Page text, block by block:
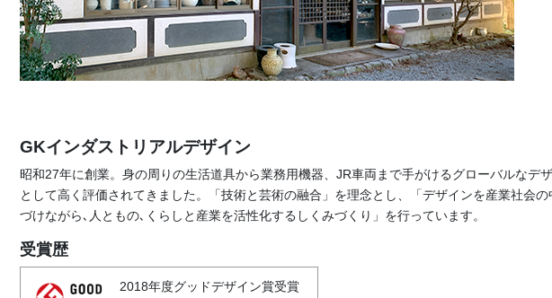
GKインダストリアルデザイン
昭和27年に創業。身の周りの生活道具から業務用機器、JR車両まで手がけるグローバルなデ
として高く評価されてきました。「技術と芸術の融合」を理念とし、「デザインを産業社会
づけながら､人ともの､くらしと産業を活性化するしくみづくり」を行っています。
受賞歴
2018年度グッドデザイン賞受賞